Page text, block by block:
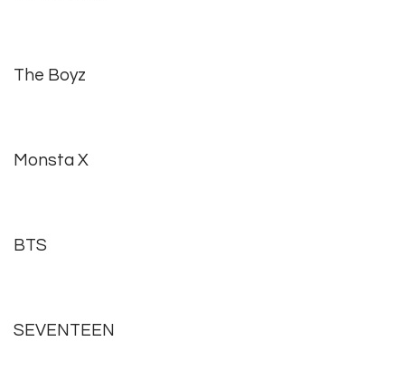
The Boyz
Monsta X
BTS
SEVENTEEN